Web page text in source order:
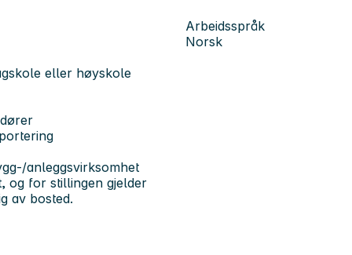
Arbeidsspråk
Norsk
eller høyskole
anleggsvirksomhet
og for stillingen gjelder
av bosted.